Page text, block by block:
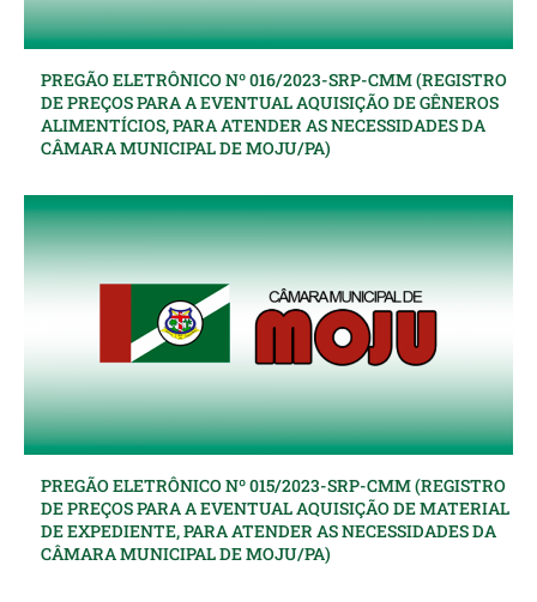
PREGÃO ELETRÔNICO Nº 016/2023-SRP-CMM (REGISTRO
DE PREÇOS PARA A EVENTUAL AQUISIÇÃO DE GÊNEROS
ALIMENTÍCIOS, PARA ATENDER AS NECESSIDADES DA
CÂMARA MUNICIPAL DE MOJU/PA)
PREGÃO ELETRÔNICO Nº 015/2023-SRP-CMM (REGISTRO
DE PREÇOS PARA A EVENTUAL AQUISIÇÃO DE MATERIAL
DE EXPEDIENTE, PARA ATENDER AS NECESSIDADES DA
CÂMARA MUNICIPAL DE MOJU/PA)